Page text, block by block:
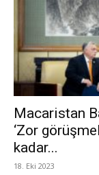
Macaristan
‘Zor
kadar...
18. Eki 2023